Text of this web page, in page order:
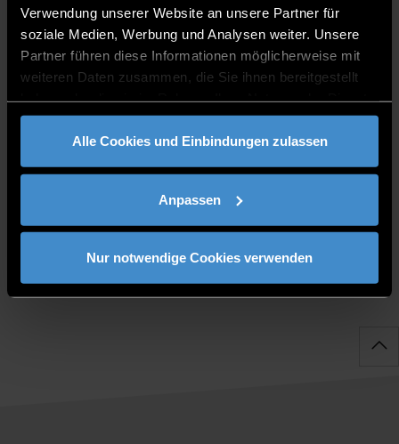
Verwendung unserer Website an unsere Partner für
soziale Medien, Werbung und Analysen weiter. Unsere
Partner führen diese Informationen möglicherweise mit
weiteren Daten zusammen, die Sie ihnen bereitgestellt
gesammelt haben.
Alle Cookies und Einbindungen zulassen
Anpassen
Nur notwendige Cookies verwenden
Grafenau
08552/975620-54
PUBLIKATIONEN